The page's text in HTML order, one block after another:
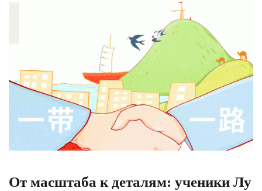
От масштаба к деталям: ученики Лу